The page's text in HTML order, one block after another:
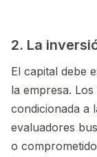
2. La
El capital debe
la empresa.
condicionada a
evaluadores
o